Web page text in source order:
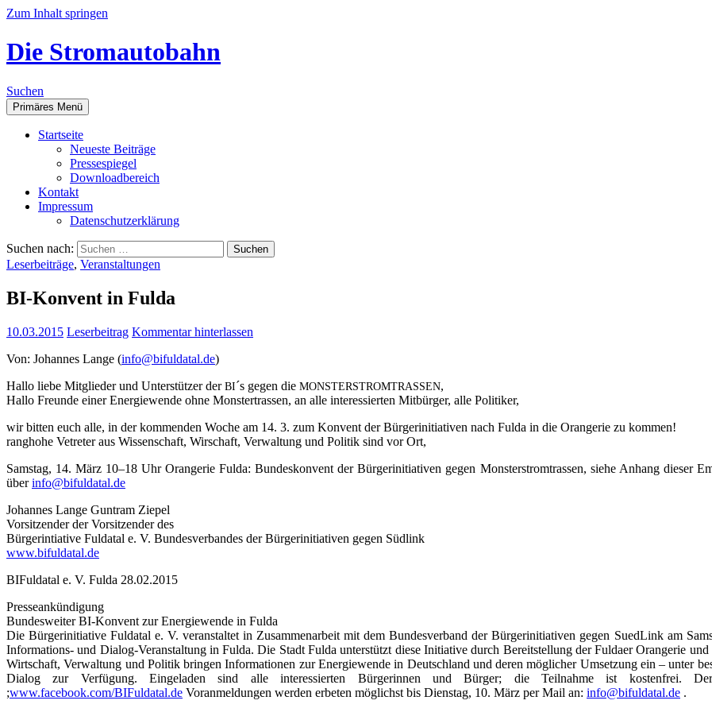
Zum Inhalt springen
Die Stromautobahn
Suchen
Primäres Menü
Start­sei­te
Neu­es­te Beiträge
Pres­se­spie­gel
Down­load­be­reich
Kon­takt
Impres­sum
Daten­schutz­er­klä­rung
Suchen nach:
Leserbeiträge, Veranstaltungen
BI-Kon­vent in Fulda
10.03.2015 Leserbeitrag Kommentar hinterlassen
Von: Johan­nes Lan­ge (info@bifuldatal.de)
Hal­lo lie­be Mit­glie­der und Unter­stüt­zer derBI´s gegen die MONSTERSTROMTRASSEN,
Hal­lo Freun­de einer Ener­gie­wen­de ohne Mons­ter­tras­sen, an alle inter­es­sier­ten Mit­bür­ger, alle Politiker,
wir bit­ten euch alle, in der kom­men­den Woche am 14. 3. zum Kon­vent der Bür­ger­initia­ti­ven nach Ful­da in die Oran­ge­rie zu kom­men!
rang­ho­he Vetre­ter aus Wis­sen­schaft, Wir­schaft, Ver­wal­tung und Poli­tik sind vor Ort,
Sams­tag, 14. März 10–18 Uhr Oran­ge­rie Ful­da: Bun­des­kon­vent der Bür­ger­initia­ti­ven gegen Mons­ter­strom­tras­sen, sie­he Anhang die­ser
überinfo@bifuldatal.de
Johan­nes Lan­ge Gun­tram Zie­pel
Vor­sit­zen­der der Vor­sit­zen­der des
Bür­ger­intia­ti­ve Ful­da­tal e. V. Bun­des­ver­ban­des der Bür­ger­initia­ti­ven gegen Süd­link
www.bifuldatal.de
BIFul­da­tal e. V. Ful­da 28.02.2015
Pres­se­an­kün­di­gung
Bun­des­wei­ter BI-Kon­vent zur Ener­gie­wen­de in Ful­da
Die Bür­ger­initia­ti­ve Ful­da­tal e. V. ver­an­stal­tet in Zusam­men­ar­beit mit dem Bun­des­ver­band der Bür­ger­initia­ti­ven gegen Sued­Link am
Infor­ma­ti­ons- und Dia­log-Ver­an­stal­tung in Ful­da. Die Stadt Ful­da unter­stützt die­se Initia­ti­ve durch Bereit­stel­lung der Ful­da­er Oran­ge­rie
Wirt­schaft, Ver­wal­tung und Poli­tik brin­gen Infor­ma­tio­nen zur Ener­gie­wen­de in Deutsch­land und deren mög­li­cher Umset­zung ein – unter
Dia­log zur Ver­fü­gung. Ein­ge­la­den sind alle inter­es­sier­ten Bür­ge­rin­nen und Bür­ger; die Teil­nah­me ist kos­ten­frei.
;www.facebook.com/BIFuldatal.de Vor­anmel­dun­gen wer­den erbe­ten mög­lichst bis Diens­tag, 10. März per Mail an: info@bifuldatal.de .